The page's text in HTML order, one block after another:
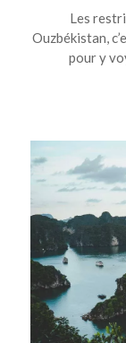
Les
Ouzbékistan,
pour y